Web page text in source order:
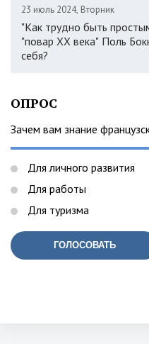
23 июль 2024, Вторник
"Как трудно быть
"повар ХХ века" Поль
себя?
ОПРОС
Зачем вам знание
Для личного развития
Для работы
Для туризма
ГОЛОСОВАТЬ